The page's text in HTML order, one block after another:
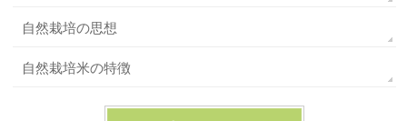
自然栽培の思想
自然栽培米の特徴